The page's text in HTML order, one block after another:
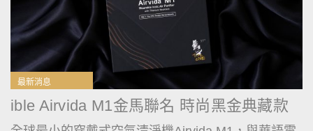
最新消息
ible Airvida M1金馬聯名 時尚黑金典藏款